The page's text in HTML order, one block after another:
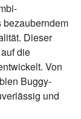
bezauberndem
Dieser
die
Von
Buggy-
und